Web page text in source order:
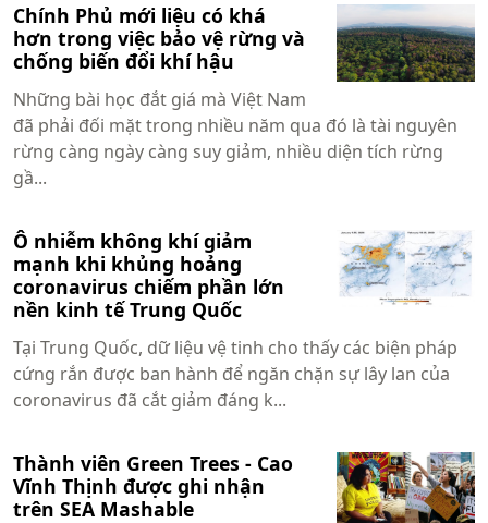
Chính Phủ mới liệu có khá
hơn trong việc bảo vệ rừng và
chống biến đổi khí hậu
Những bài học đắt giá mà Việt Nam
đã phải đối mặt trong nhiều năm qua đó là tài nguyên
rừng càng ngày càng suy giảm, nhiều diện tích rừng
gầ...
Ô nhiễm không khí giảm
mạnh khi khủng hoảng
coronavirus chiếm phần lớn
nền kinh tế Trung Quốc
Tại Trung Quốc, dữ liệu vệ tinh cho thấy các biện pháp
cứng rắn được ban hành để ngăn chặn sự lây lan của
coronavirus đã cắt giảm đáng k...
Thành viên Green Trees - Cao
Vĩnh Thịnh được ghi nhận
trên SEA Mashable